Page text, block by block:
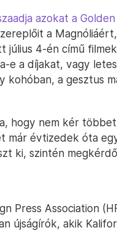
azokat a
a
4-én című
e a díjakat, vagy
a gesztus
hogy nem kér
már évtizedek óta
ki, szintén
Press Association
újságírók, akik